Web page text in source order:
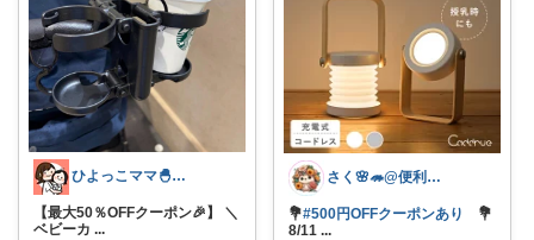
ひよっこママ🐣𓂃ゆるっと育児と暮らし
【最大50％OFFクーポン🎉】 ＼
ベビーカ ...
さく🌸🦔@便利でかわいいを探す旅
💐#500円OFFクーポンあり
💐
8/11 ...